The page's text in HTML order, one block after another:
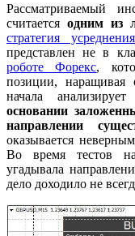
Рассматриваемый
считается одним из
стратегия усреднения
представлен не в
роботе Форекс,
позиции, наращивая
начала
основании
направлении
оказывается
Во время тестов
угадывала
дело доходило не